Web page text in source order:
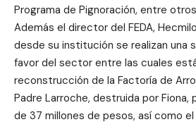
Programa de Pignoración, entre
Además el director del FEDA,
desde su institución se realizan una
favor del sector entre las cuales
reconstrucción de la Factoría de
Padre Larroche, destruida por Fiona,
de 37 millones de pesos, así como